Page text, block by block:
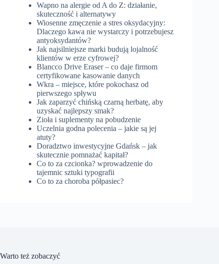
Wapno na alergie od A do Z: działanie,
skuteczność i alternatywy
Wiosenne zmęczenie a stres oksydacyjny:
Dlaczego kawa nie wystarczy i potrzebujesz
antyoksydantów?
Jak najsilniejsze marki budują lojalność
klientów w erze cyfrowej?
Blancco Drive Eraser – co daje firmom
certyfikowane kasowanie danych
Wkra – miejsce, które pokochasz od
pierwszego spływu
Jak zaparzyć chińską czarną herbatę, aby
uzyskać najlepszy smak?
Zioła i suplementy na pobudzenie
Uczelnia godna polecenia – jakie są jej
atuty?
Doradztwo inwestycyjne Gdańsk – jak
skutecznie pomnażać kapitał?
Co to za czcionka? wprowadzenie do
tajemnic sztuki typografii
Co to za choroba półpasiec?
Warto też zobaczyć